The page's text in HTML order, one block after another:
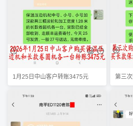
1月25日中山客户转账3475元